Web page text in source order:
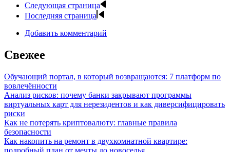
Следующая страница
Последняя страница
Добавить комментарий
Свежее
Обучающий портал, в который возвращаются: 7 платформ по
вовлечённости
Анализ рисков: почему банки закрывают программы
виртуальных карт для нерезидентов и как диверсифицировать
риски
Как не потерять криптовалюту: главные правила
безопасности
Как накопить на ремонт в двухкомнатной квартире:
подробный план от мечты до новоселья